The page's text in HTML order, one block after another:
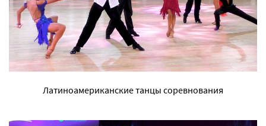
Латиноамериканские танцы соревнования